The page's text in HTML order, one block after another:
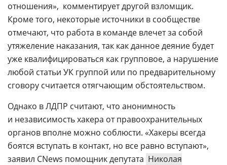
отношения»,  комментирует другой взломщик.
Кроме того, некоторые источники в сообществе
отмечают, что работа в команде влечет за собой
утяжеление наказания, так как данное деяние будет
уже квалифицироваться как групповое, а нарушение
любой статьи УК группой или по предварительному
сговору считается отягчающим обстоятельством.
Однако в ЛДПР считают, что анонимность
и независимость хакера от правоохранительных
органов вполне можно соблюсти. «Хакеры всегда
боятся вступать в контакт, но все равно вступают», 
заявил CNews помощник депутата Николая